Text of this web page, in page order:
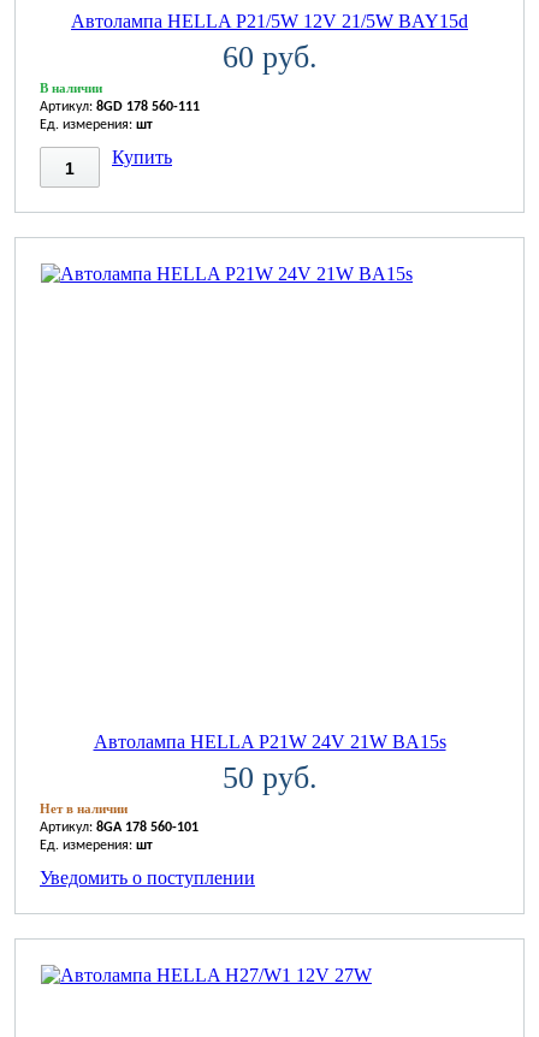
Автолампа HELLA P21/5W 12V 21/5W BAY15d
60 руб.
В наличии
Артикул: 8GD 178 560-111
Ед. измерения: шт
Купить
Автолампа HELLA P21W 24V 21W BA15s
50 руб.
Нет в наличии
Артикул: 8GA 178 560-101
Ед. измерения: шт
Уведомить о поступлении